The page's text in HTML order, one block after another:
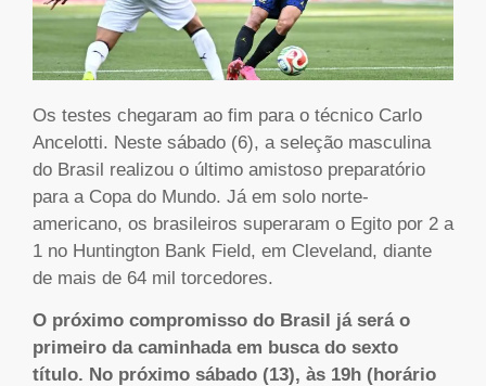
Os testes chegaram ao fim para o técnico Carlo
Ancelotti. Neste sábado (6), a seleção masculina
do Brasil realizou o último amistoso preparatório
para a Copa do Mundo. Já em solo norte-
americano, os brasileiros superaram o Egito por 2 a
1 no Huntington Bank Field, em Cleveland, diante
de mais de 64 mil torcedores.
O próximo compromisso do Brasil já será o
primeiro da caminhada em busca do sexto
título. No próximo sábado (13), às 19h (horário